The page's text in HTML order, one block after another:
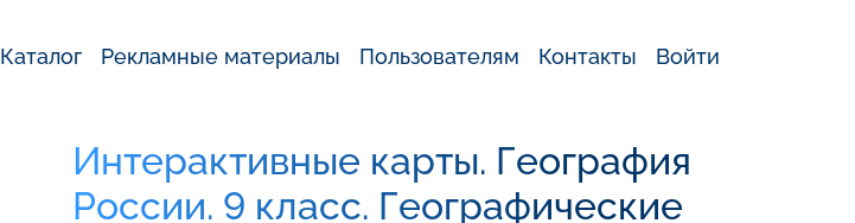
Каталог Рекламные материалы Пользователям Контакты Войти
Интерактивные карты. География
России. 9 класс. Географические